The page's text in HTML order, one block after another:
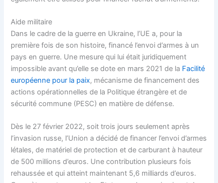
Aide militaire
Dans le cadre de la guerre en Ukraine, l’UE a, pour la
première fois de son histoire, financé l’envoi d’armes à un
pays en guerre. Une mesure qui lui était juridiquement
impossible avant qu’elle se dote en mars 2021 de la Facilité
européenne pour la paix, mécanisme de financement des
actions opérationnelles de la Politique étrangère et de
sécurité commune (PESC) en matière de défense.
Dès le 27 février 2022, soit trois jours seulement après
l’invasion russe, l’Union a décidé de financer l’envoi d’armes
létales, de matériel de protection et de carburant à hauteur
de 500 millions d’euros. Une contribution plusieurs fois
rehaussée et qui atteint maintenant 5,6 milliards d’euros.